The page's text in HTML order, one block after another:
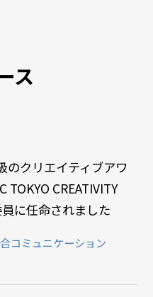
ス
のクリエイティブアワ
CREATIVITY
に任命されました
コミュニケーション